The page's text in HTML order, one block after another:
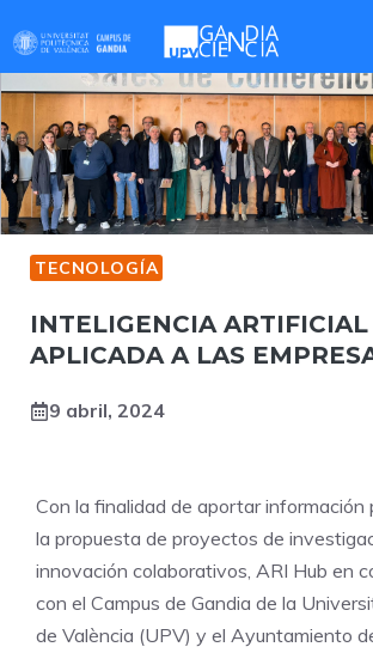
contenido
TECNOLOGÍA
INTELIGENCIA ARTIFICIAL
APLICADA A LAS
9 abril, 2024
Con la finalidad de aportar información
la propuesta de proyectos de
innovación colaborativos, ARI Hub en
con el Campus de Gandia de la
de València (UPV) y el Ayuntamiento